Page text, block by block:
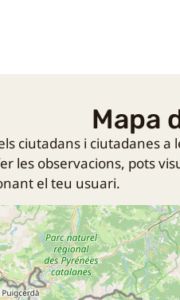
Mapa
ciutadans i ciutadanes a
les observacions, pots
el teu usuari.